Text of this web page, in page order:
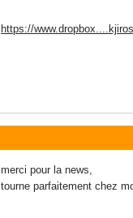
https://
merci pour la news,
tourne parfaitement chez